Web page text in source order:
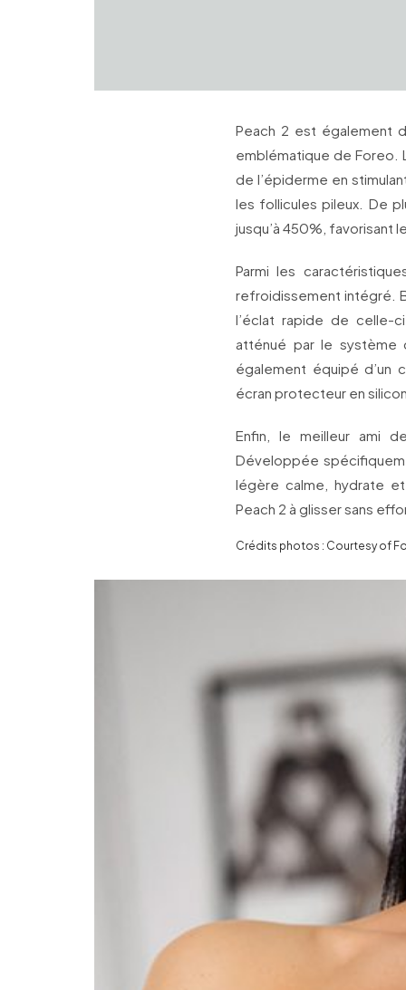
Peach 2 est également
emblématique de Foreo.
de l’épiderme en
les follicules pileux. De
jusqu’à 450%, favorisant
Parmi les
refroidissement intégré.
l’éclat rapide de celle-
atténué par le système
également équipé d’un
écran protecteur en
Enfin, le meilleur ami
Développée
légère calme, hydrate
Peach 2 à glisser sans
Crédits photos : Courtesy of